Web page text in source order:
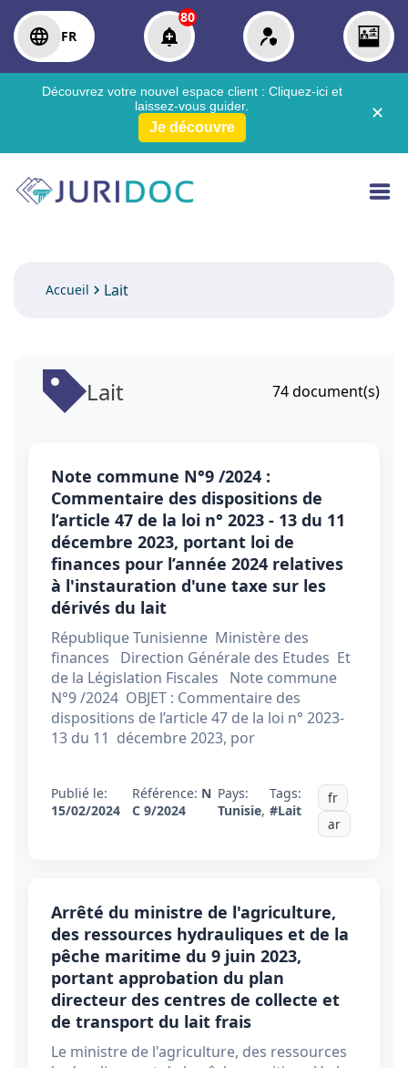
FR
80
Découvrez votre nouvel espace client : Cliquez-ici et
laissez-vous guider.
Je découvre
✕
Accueil Lait
Lait 74document(s)
Note commune N°9 /2024 :
Commentaire des dispositions de
l’article 47 de la loi n° 2023 - 13 du 11
décembre 2023, portant loi de
finances pour l’année 2024 relatives
à l'instauration d'une taxe sur les
dérivés du lait
République Tunisienne Ministère des
finances Direction Générale des Etudes Et
de la Législation Fiscales Note commune
N°9 /2024 OBJET : Commentaire des
dispositions de l’article 47 de la loi n° 2023-
13 du 11 décembre 2023, por
Publié le:
15/02/2024
Référence: N
C 9/2024
Pays:
Tunisie,
Tags:
#Lait
fr
ar
Arrêté du ministre de l'agriculture,
des ressources hydrauliques et de la
pêche maritime du 9 juin 2023,
portant approbation du plan
directeur des centres de collecte et
de transport du lait frais
Le ministre de l'agriculture, des ressources